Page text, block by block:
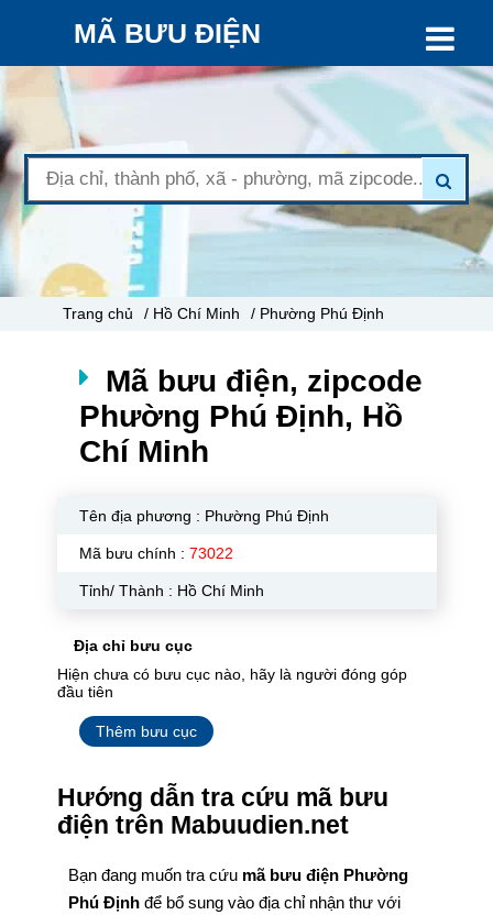
MÃ BƯU ĐIỆN
Trang chủ / Hồ Chí Minh / Phường Phú Định
Mã bưu điện, zipcode
Phường Phú Định, Hồ
Chí Minh
Tên địa phương : Phường Phú Định
Mã bưu chính : 73022
Tỉnh/ Thành : Hồ Chí Minh
Địa chỉ bưu cục
Hiện chưa có bưu cục nào, hãy là người đóng góp
đầu tiên
Thêm bưu cục
Hướng dẫn tra cứu mã bưu
điện trên Mabuudien.net
Bạn đang muốn tra cứu mã bưu điện Phường
Phú Định để bổ sung vào địa chỉ nhận thư với